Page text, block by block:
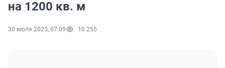
на 1200 кв. м
30 июля 2025, 07:09 10 255